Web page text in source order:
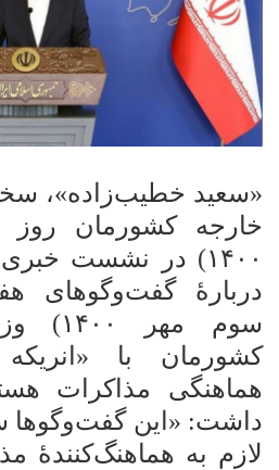
«سعید خطیب‌زاده»،
۱۴۰۰) در نشست
دربارۀ گفت‌وگوهای
سوم
کشورمان با
هماهنگی مذاکرات
داشت: «این گفت‌وگوها
لازم به هماهنگ‌کنندۀ